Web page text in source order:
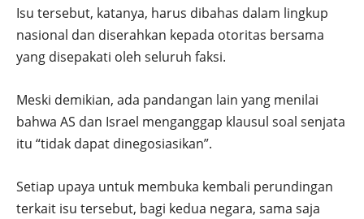
Isu tersebut, katanya, harus dibahas dalam lingkup
nasional dan diserahkan kepada otoritas bersama
yang disepakati oleh seluruh faksi.
Meski demikian, ada pandangan lain yang menilai
bahwa AS dan Israel menganggap klausul soal senjata
itu “tidak dapat dinegosiasikan”.
Setiap upaya untuk membuka kembali perundingan
terkait isu tersebut, bagi kedua negara, sama saja